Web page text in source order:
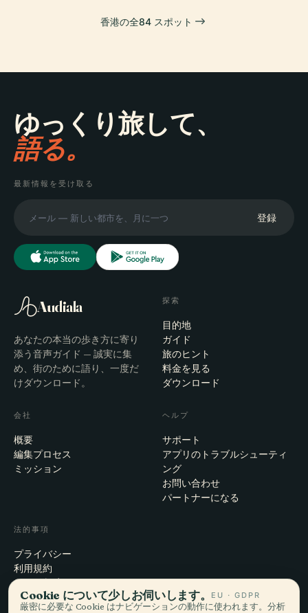
香港の全84 スポット
ゆっくり旅して、
語る。
最新情報を受け取る
登録
Audiala
あなたの本当の歩き方に寄り
添う音声ガイド — 誠実に集
め、街のために語り、一度だ
けダウンロード。
探索
目的地
ガイド
旅のヒント
料金を見る
ダウンロード
会社
概要
編集プロセス
ミッション
ヘルプ
サポート
アプリのトラブルシューティ
ング
お問い合わせ
パートナーになる
法的事項
プライバシー
利用規約
Cookie設定
アカウント削除
Cookie について少しお伺いします。 EU · GDPR
厳密に必要な Cookie はナビゲーションの動作に使われます。分析